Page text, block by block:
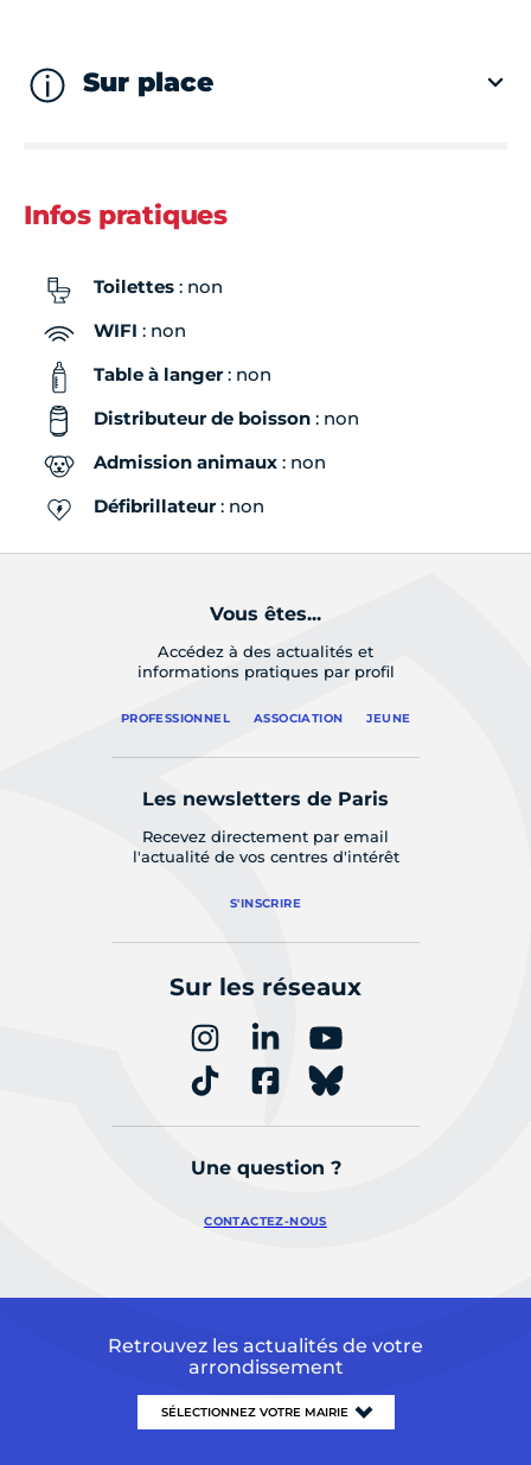
Sur place
Infos pratiques
Toilettes : non
WIFI : non
Table à langer: non
Distributeur de boisson : non
Admission animaux : non
Défibrillateur: non
Vous êtes...
Accédez à des actualités et
informations pratiques par profil
PROFESSIONNEL ASSOCIATION JEUNE
Les newsletters de Paris
Recevez directement par email
l'actualité de vos centres d'intérêt
S'INSCRIRE
Sur les réseaux
Une question ?
CONTACTEZ-NOUS
Retrouvez les actualités de votre
arrondissement